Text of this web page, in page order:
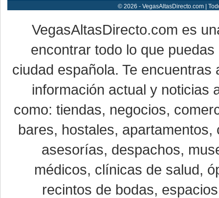
© 2026 - VegasAltasDirecto.com |
VegasAltasDirecto.com es
encontrar todo lo que
ciudad española. Te
información actual y noticias
como: tiendas, negocios,
bares, hostales,
asesorías, despachos,
médicos, clínicas de salud,
recintos de bodas,